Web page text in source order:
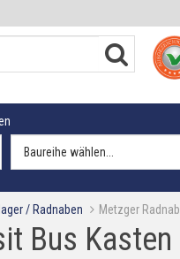
/ Radnaben Metzger
Bus